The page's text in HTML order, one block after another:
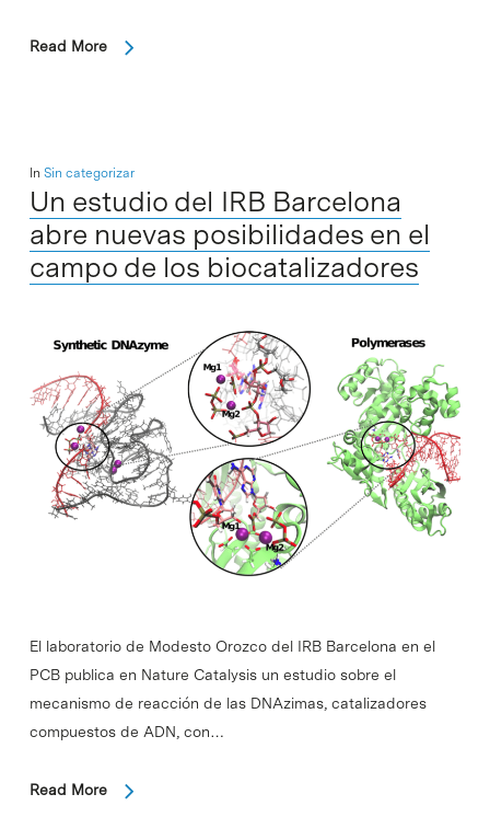
Read More
In Sin categorizar
Un estudio del IRB Barcelona
abre nuevas posibilidades en el
campo de los biocatalizadores
El laboratorio de Modesto Orozco del IRB Barcelona en el
PCB publica en Nature Catalysis un estudio sobre el
mecanismo de reacción de las DNAzimas, catalizadores
compuestos de ADN, con…
Read More